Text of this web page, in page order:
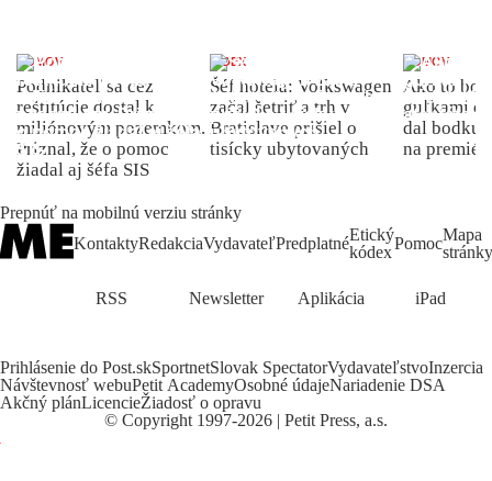
DOMOV
Podnikateľ sa cez
reštitúcie dostal k
miliónovým pozemkom.
Priznal, že o pomoc
žiadal aj šéfa SIS
INDEX
Šéf hotela: Volkswagen
začal šetriť a trh v
Bratislave prišiel o
tisícky ubytovaných
DOMOV
Ako to
guľkami
dal bodku
na
Prepnúť na mobilnú verziu stránky
KontaktyRedakciaVydavateľPredplatnéEtický
kódexPomocMapa
stránky
RSS Newsletter Aplikácia iPad
Prihlásenie do Post.skSportnetSlovak SpectatorVydavateľstvoInzercia
Návštevnosť webuPetit AcademyOsobné údajeNariadenie DSA
Akčný plánLicencieŽiadosť o opravu
© Copyright 1997-2026 | Petit Press, a.s.